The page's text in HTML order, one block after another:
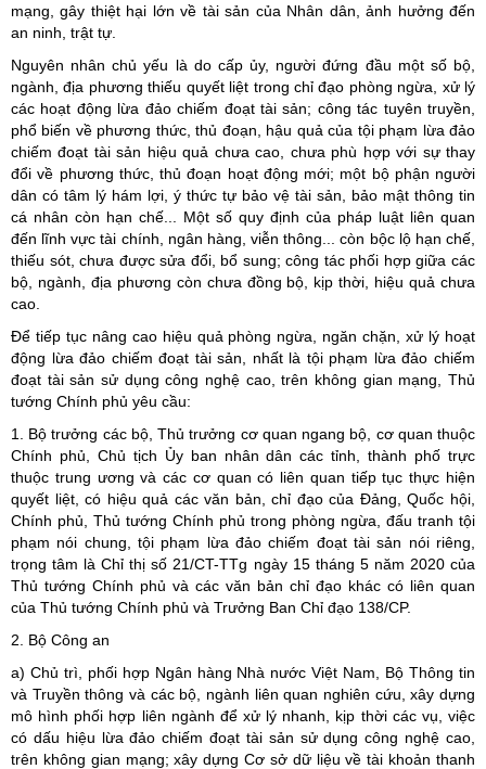
mạng, gây thiệt hại lớn về tài sản của Nhân dân, ảnh hưởng đến
an ninh, trật tự.
Nguyên nhân chủ yếu là do cấp ủy, người đứng đầu một số bộ,
ngành, địa phương thiếu quyết liệt trong chỉ đạo phòng ngừa, xử lý
các hoạt động lừa đảo chiếm đoạt tài sản; công tác tuyên truyền,
phổ biến về phương thức, thủ đoạn, hậu quả của tội phạm lừa đảo
chiếm đoạt tài sản hiệu quả chưa cao, chưa phù hợp với sự thay
đổi về phương thức, thủ đoạn hoạt động mới; một bộ phận người
dân có tâm lý hám lợi, ý thức tự bảo vệ tài sản, bảo mật thông tin
cá nhân còn hạn chế... Một số quy định của pháp luật liên quan
đến lĩnh vực tài chính, ngân hàng, viễn thông... còn bộc lộ hạn chế,
thiếu sót, chưa được sửa đổi, bổ sung; công tác phối hợp giữa các
bộ, ngành, địa phương còn chưa đồng bộ, kịp thời, hiệu quả chưa
cao.
Để tiếp tục nâng cao hiệu quả phòng ngừa, ngăn chặn, xử lý hoạt
động lừa đảo chiếm đoạt tài sản, nhất là tội phạm lừa đảo chiếm
đoạt tài sản sử dụng công nghệ cao, trên không gian mạng, Thủ
tướng Chính phủ yêu cầu:
1. Bộ trưởng các bộ, Thủ trưởng cơ quan ngang bộ, cơ quan thuộc
Chính phủ, Chủ tịch Ủy ban nhân dân các tỉnh, thành phố trực
thuộc trung ương và các cơ quan có liên quan tiếp tục thực hiện
quyết liệt, có hiệu quả các văn bản, chỉ đạo của Đảng, Quốc hội,
Chính phủ, Thủ tướng Chính phủ trong phòng ngừa, đấu tranh tội
phạm nói chung, tội phạm lừa đảo chiếm đoạt tài sản nói riêng,
trọng tâm là Chỉ thị số 21/CT-TTg ngày 15 tháng 5 năm 2020 của
Thủ tướng Chính phủ và các văn bản chỉ đạo khác có liên quan
của Thủ tướng Chính phủ và Trưởng Ban Chỉ đạo 138/CP.
2. Bộ Công an
a) Chủ trì, phối hợp Ngân hàng Nhà nước Việt Nam, Bộ Thông tin
và Truyền thông và các bộ, ngành liên quan nghiên cứu, xây dựng
mô hình phối hợp liên ngành để xử lý nhanh, kịp thời các vụ, việc
có dấu hiệu lừa đảo chiếm đoạt tài sản sử dụng công nghệ cao,
trên không gian mạng; xây dựng Cơ sở dữ liệu về tài khoản thanh